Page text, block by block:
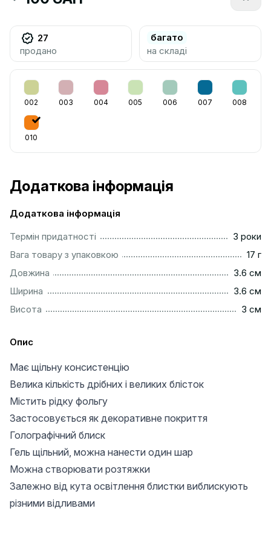
27
продано
багато
на складі
002 003 004 005 006 007 008
010
Додаткова інформація
Додаткова інформація
Термін придатності
3 роки
Вага товару з упаковкою
17 г
Довжина
3.6 см
Ширина
3.6 см
Висота
3 см
Опис
Має щільну консистенцію
Велика кількість дрібних і великих блісток
Містить рідку фольгу
Застосовується як декоративне покриття
Голографічний блиск
Гель щільний, можна нанести один шар
Можна створювати розтяжки
Залежно від кута освітлення блистки виблискують
різними відливами